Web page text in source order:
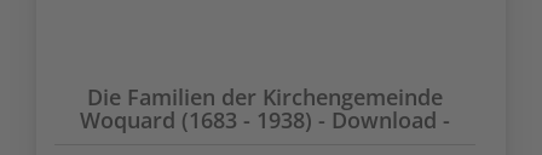
Die Familien der Kirchengemeinde
Woquard (1683 - 1938) - Download -